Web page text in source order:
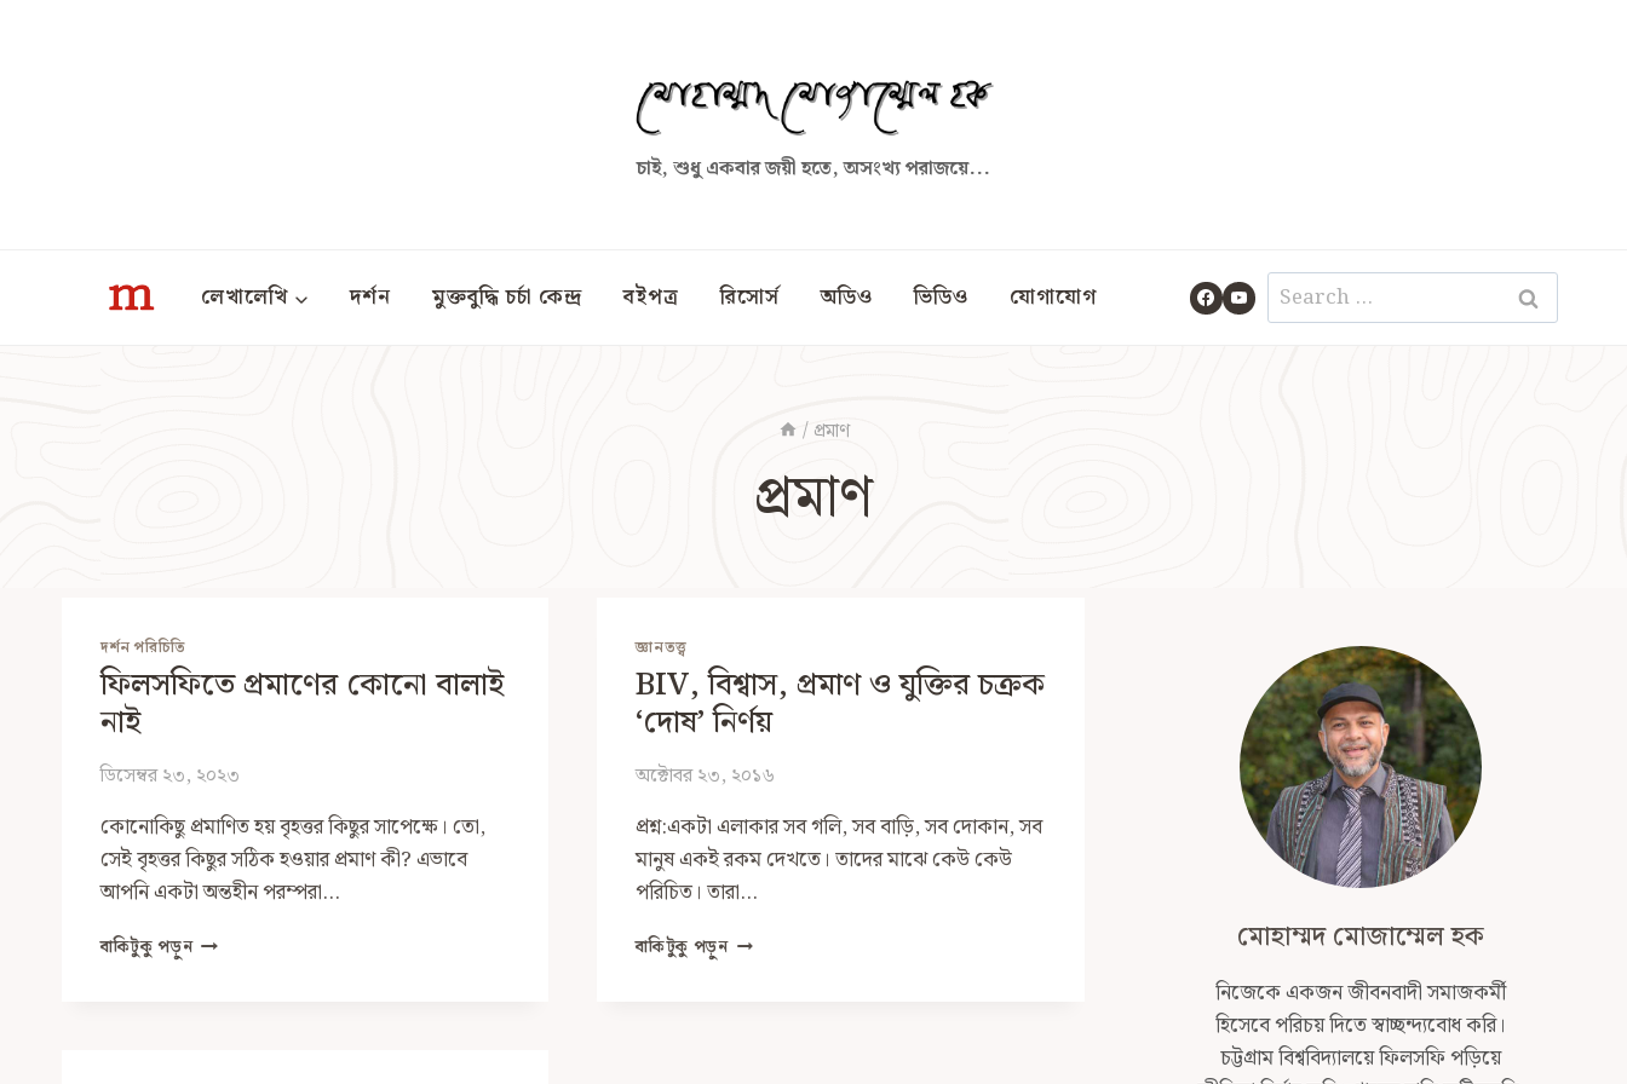
চাই, শুধু একবার জয়ী হতে, অসংখ্য পরাজয়ে...
লেখালেখি দর্শন মুক্তবুদ্ধি চর্চা কেন্দ্র বইপত্র রিসোর্স অডিও ভিডিও যোগাযোগ
Search
for:
/ প্রমাণ
প্রমাণ
দর্শন পরিচিতি
ফিলসফিতে প্রমাণের কোনো বালাই
নাই
ডিসেম্বর ২৩, ২০২৩
কোনোকিছু প্রমাণিত হয় বৃহত্তর কিছুর সাপেক্ষে। তো,
সেই বৃহত্তর কিছুর সঠিক হওয়ার প্রমাণ কী? এভাবে
আপনি একটা অন্তহীন পরম্পরা…
বাকিটুকু পড়ুনফিলসফিতে
জ্ঞানতত্ত্ব
BIV, বিশ্বাস, প্রমাণ ও যুক্তির চক্রক
‘দোষ’ নির্ণয়
অক্টোবর ২৩, ২০১৬
প্রশ্ন:একটা এলাকার সব গলি, সব বাড়ি, সব দোকান, সব
মানুষ একই রকম দেখতে। তাদের মাঝে কেউ কেউ
পরিচিত। তারা…
বাকিটুকু পড়ুনBIV,
মোহাম্মদ মোজাম্মেল হক
নিজেকে একজন জীবনবাদী সমাজকর্মী
হিসেবে পরিচয় দিতে স্বাচ্ছন্দ্যবোধ করি।
চট্টগ্রাম বিশ্ববিদ্যালয়ে ফিলসফি পড়িয়ে